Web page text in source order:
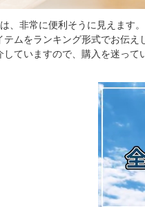
、非常に便利そうに見えます
ムをランキング形式でお伝
ていますので、購入を迷って